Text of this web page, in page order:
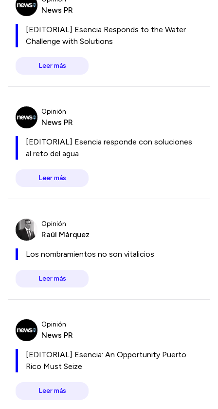
News PR
[EDITORIAL] Esencia Responds to the Water
Challenge with Solutions
Leer más
Opinión
News PR
[EDITORIAL] Esencia responde con soluciones
al reto del agua
Leer más
Opinión
Raúl Márquez
Los nombramientos no son vitalicios
Leer más
Opinión
News PR
[EDITORIAL] Esencia: An Opportunity Puerto
Rico Must Seize
Leer más